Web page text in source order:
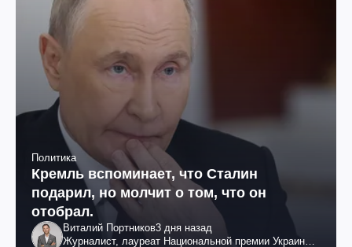
Политика
Кремль вспоминает, что Сталин
подарил, но молчит о том, что он
отобрал.
Виталий Портников3 дня назад
Журналист, лауреат Национальной премии Украины